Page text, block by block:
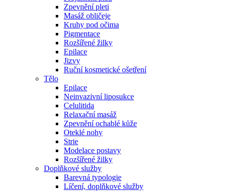
Zpevnění pleti
Masáž obličeje
Kruhy pod očima
Pigmentace
Rozšířené žilky
Epilace
Jizvy
Ruční kosmetické ošetření
Tělo
Epilace
Neinvazivní liposukce
Celulitida
Relaxační masáž
Zpevnění ochablé kůže
Oteklé nohy
Strie
Modelace postavy
Rozšířené žilky
Doplňkové služby
Barevná typologie
Líčení, doplňkové služby